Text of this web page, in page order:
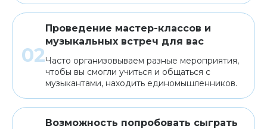
Проведение мастер-классов и
музыкальных встреч для вас
Часто организовываем разные мероприятия,
чтобы вы смогли учиться и общаться с
музыкантами, находить единомышленников.
Возможность попробовать сыграть